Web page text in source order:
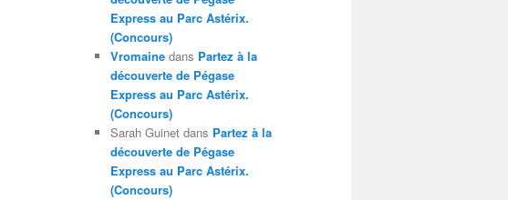
Express au Parc Astérix.
(Concours)
Vromaine dans Partez à la
découverte de Pégase
Express au Parc Astérix.
(Concours)
Sarah Guinet dans Partez à la
découverte de Pégase
Express au Parc Astérix.
(Concours)